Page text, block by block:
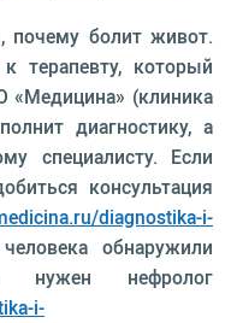
почему болит живот.
терапевту, который
«Медицина» (клиника
диагностику, а
специалисту. Если
консультация
diagnostika-i-
обнаружили
нефролог
i-